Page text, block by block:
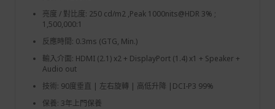
亮度 / 對比度: 250 cd/m2 ,Peak 1000nits@HDR 3% ;
1,500,000:1
反應時間: 0.3ms (GTG, Min.)
輸入介面: HDMI (2.1) x2 + DisplayPort (1.4) x1 + Speaker +
Audio out
技術: 90度垂直 | 左右旋轉 | 高低升降 |DCI-P3 99%
保養: 3年上門保養